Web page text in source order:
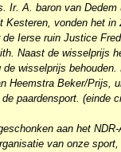
Ir. A. baron van
vonden het
Ierse ruin Justice
Naast de wisselprijs
wisselprijs
Heemstra Beker/Prijs,
paardensport. (einde
aan het
van onze